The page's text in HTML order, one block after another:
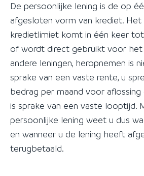
De persoonlijke lening is de op
afgesloten vorm van krediet. Het
kredietlimiet komt in één keer
of wordt direct gebruikt voor het
andere leningen, heropnemen is
sprake van een vaste rente, u
bedrag per maand voor
is sprake van een vaste looptijd.
persoonlijke lening weet u dus
en wanneer u de lening heeft
terugbetaald.